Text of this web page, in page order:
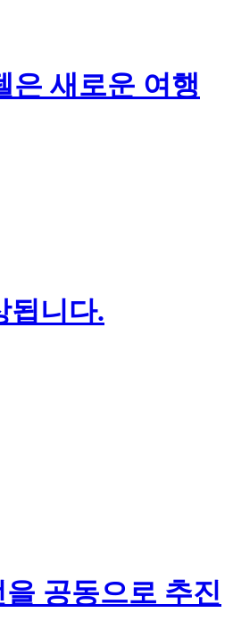
은 새로운 여행
됩니다.
공동으로 추진